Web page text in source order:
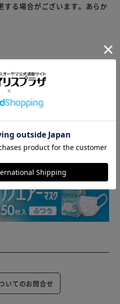
る場合がございます。あらか
料おすすめ ▼
いてのお問合せ